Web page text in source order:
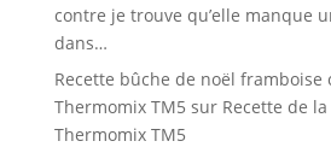
contre je trouve qu’elle manque
dans…
Recette bûche de noël framboise
Thermomix TM5 sur Recette de
Thermomix TM5